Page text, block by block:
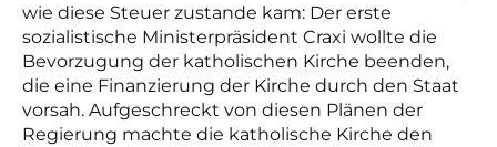
wie diese Steuer zustande kam: Der erste
sozialistische Ministerpräsident Craxi wollte die
Bevorzugung der katholischen Kirche beenden,
die eine Finanzierung der Kirche durch den Staat
vorsah. Aufgeschreckt von diesen Plänen der
Regierung machte die katholische Kirche den